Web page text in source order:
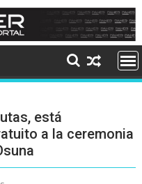
está
a la ceremonia